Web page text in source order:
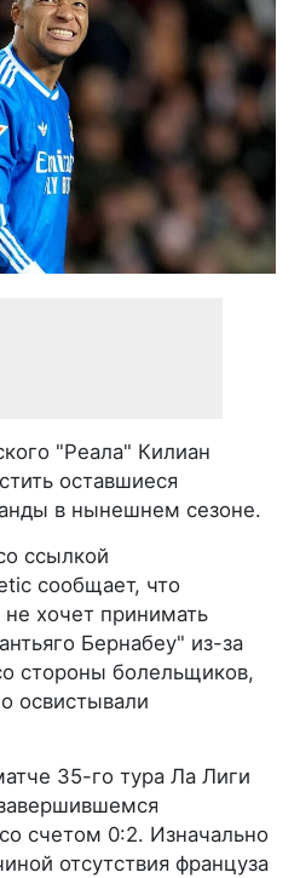
"Реала" Килиан
оставшиеся
в нынешнем сезоне.
ссылкой
сообщает, что
хочет принимать
Бернабеу" из-за
стороны болельщиков,
освистывали
35-го тура Ла Лиги
счетом 0:2. Изначально
отсутствия француза